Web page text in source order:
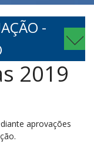
-
2019
aprovações